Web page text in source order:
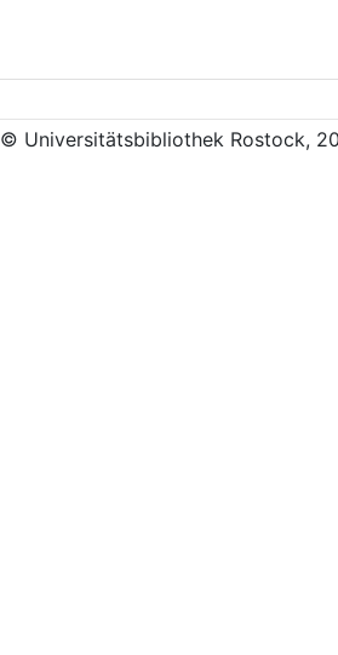
© Universitätsbibliothek Rostock,